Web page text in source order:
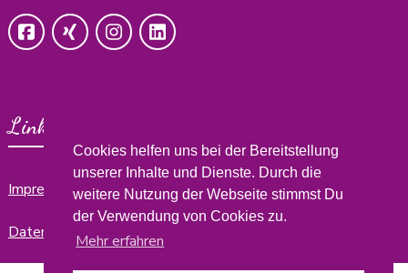
Cookies helfen uns bei der Bereitstellung
unserer Inhalte und Dienste. Durch die
weitere Nutzung der Webseite stimmst Du
der Verwendung von Cookies zu.
Mehr erfahren
Links
Impressum
Datenschutzerklärung